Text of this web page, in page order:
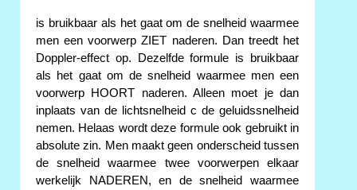
is bruikbaar als het gaat om de snelheid waarmee
men een voorwerp ZIET naderen. Dan treedt het
Doppler-effect op. Dezelfde formule is bruikbaar
als het gaat om de snelheid waarmee men een
voorwerp HOORT naderen. Alleen moet je dan
inplaats van de lichtsnelheid c de geluidssnelheid
nemen. Helaas wordt deze formule ook gebruikt in
absolute zin. Men maakt geen onderscheid tussen
de snelheid waarmee twee voorwerpen elkaar
werkelijk NADEREN, en de snelheid waarmee